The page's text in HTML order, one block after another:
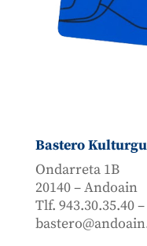
Bastero
Ondarreta 1B
20140 – Andoain
Tlf. 943.30.35.40